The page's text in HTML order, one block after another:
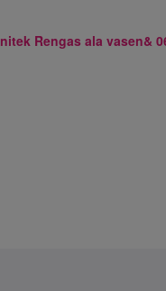
Rengas ala vasen&